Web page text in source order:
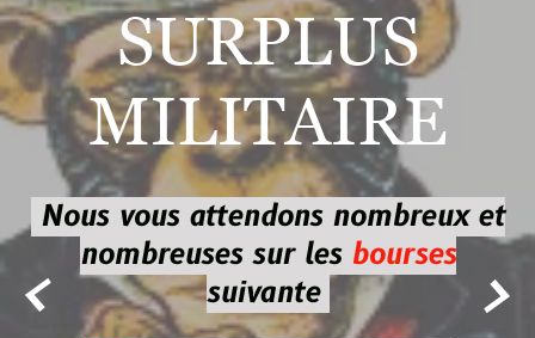
 
SURPLUS
MILITAIRE
Nous vous attendons nombreux et
nombreuses sur les bourses
suivante